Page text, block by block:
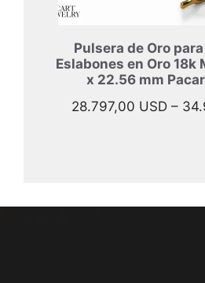
Pulsera de Oro
Eslabones en Oro 18k
x 22.56 mm
28.797,00 USD –